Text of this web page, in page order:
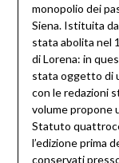
monopolio dei
Siena. Istituita
stata abolita nel
di Lorena: in
stata oggetto di
con le redazioni
volume propone
Statuto
l’edizione prima
conservati